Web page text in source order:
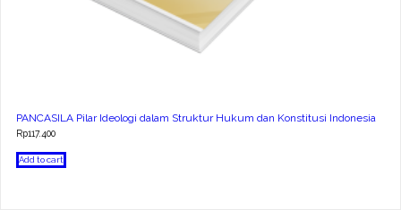
PANCASILA Pilar Ideologi dalam Struktur Hukum dan Konstitusi Indonesia
Rp117.400
Add to cart